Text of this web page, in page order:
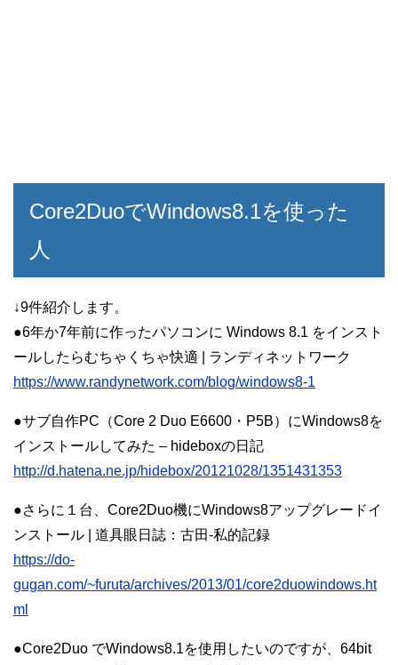
Core2DuoでWindows8.1を使った
人
↓9件紹介します。
●6年か7年前に作ったパソコンに Windows 8.1 をインスト
ールしたらむちゃくちゃ快適 | ランディネットワーク
https://www.randynetwork.com/blog/windows8-1
●サブ自作PC（Core 2 Duo E6600・P5B）にWindows8を
インストールしてみた – hideboxの日記
http://d.hatena.ne.jp/hidebox/20121028/1351431353
●さらに１台、Core2Duo機にWindows8アップグレードイ
ンストール | 道具眼日誌：古田-私的記録
https://do-
gugan.com/~furuta/archives/2013/01/core2duowindows.ht
ml
●Core2Duo でWindows8.1を使用したいのですが、64bit